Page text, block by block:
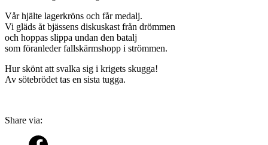
Vår hjälte lagerkröns och får medalj.
Vi gläds åt bjässens diskuskast från drömmen
och hoppas slippa undan den batalj
som föranleder fallskärmshopp i strömmen.
Hur skönt att svalka sig i krigets skugga!
Av sötebrödet tas en sista tugga.
Share via: